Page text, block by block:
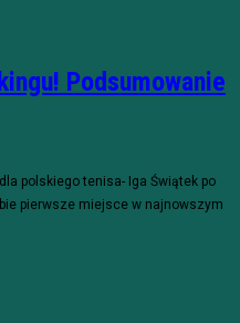
Podsumowanie
polskiego tenisa- Iga Świątek po
pierwsze miejsce w najnowszym